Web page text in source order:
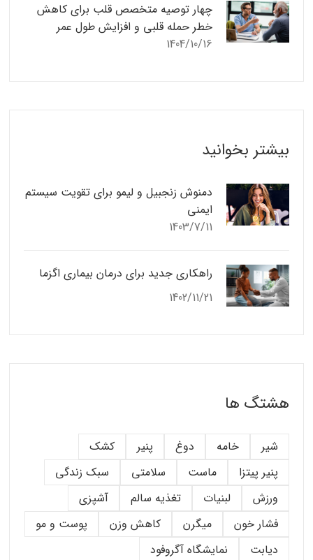
چهار توصیه متخصص قلب برای کاهش
خطر حمله قلبی و افزایش طول عمر
1404/10/16
بیشتر بخوانید
دمنوش زنجبیل و لیمو برای تقویت سیستم
ایمنی
1403/7/11
راهکاری جدید برای درمان بیماری اگزما
1402/11/21
هشتگ ها
شیر خامه دوغ پنیر
کشک
پنیر پیتزا
ماست سلامتی
سبک زندگی
ورزش
لبنیات تغذیه سالم
آشپزی
فشار خون
میگرن کاهش وزن
پوست و مو
دیابت
نمایشگاه آگروفود